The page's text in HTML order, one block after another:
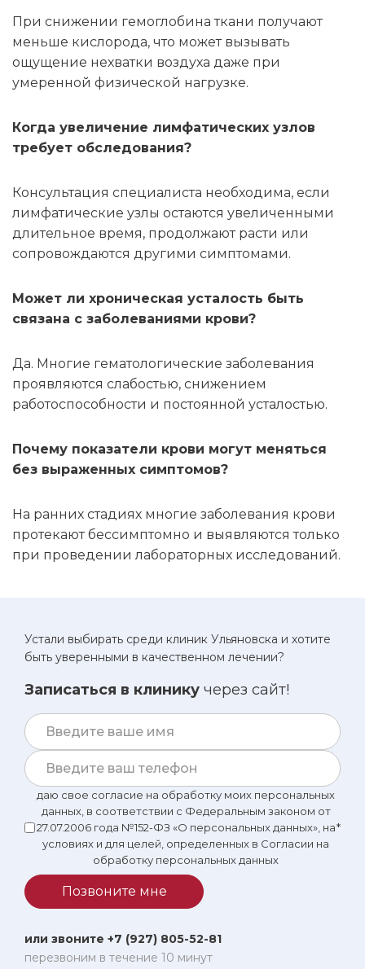
При снижении гемоглобина ткани получают
меньше кислорода, что может вызывать
ощущение нехватки воздуха даже при
умеренной физической нагрузке.
Когда увеличение лимфатических узлов
требует обследования?
Консультация специалиста необходима, если
лимфатические узлы остаются увеличенными
длительное время, продолжают расти или
сопровождаются другими симптомами.
Может ли хроническая усталость быть
связана с заболеваниями крови?
Да. Многие гематологические заболевания
проявляются слабостью, снижением
работоспособности и постоянной усталостью.
Почему показатели крови могут меняться
без выраженных симптомов?
На ранних стадиях многие заболевания крови
протекают бессимптомно и выявляются только
при проведении лабораторных исследований.
Устали выбирать среди клиник Ульяновска и хотите
быть уверенными в качественном лечении?
Записаться в клинику через сайт!
даю свое согласие на обработку моих персональных
данных, в соответствии с Федеральным законом от
27.07.2006 года №152-ФЗ «О персональных данных», на
условиях и для целей, определенных в Согласии на
обработку персональных данных
*
Позвоните мне
или звоните +7 (927) 805-52-81
перезвоним в течение 10 минут